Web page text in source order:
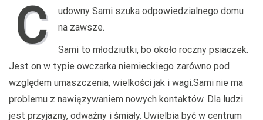
C
udowny Sami szuka odpowiedzialnego domu
na zawsze.
Sami to młodziutki, bo około roczny psiaczek.
Jest on w typie owczarka niemieckiego zarówno pod
względem umaszczenia, wielkości jak i wagi.Sami nie ma
problemu z nawiązywaniem nowych kontaktów. Dla ludzi
jest przyjazny, odważny i śmiały. Uwielbia być w centrum